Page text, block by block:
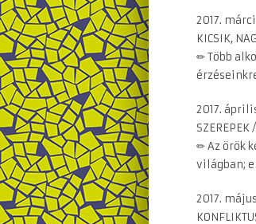
2017.
KICSIK,
✏ Több
2017.
✏ Az örök
világban;
2017.